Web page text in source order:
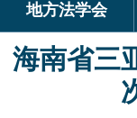
地方法学会
海南省三